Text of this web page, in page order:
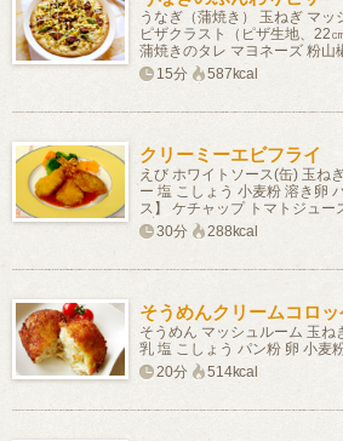
うなぎ（蒲焼き） 玉ねぎ マッ
ピザクラスト（ピザ生地、22
蒲焼きのタレ マヨネーズ 粉山
15分
587kcal
クリーミーエビフライ
えび ホワイトソース(缶) 玉ね
ー 塩 こしょう 小麦粉 溶き卵
ス】 ケチャップ トマトジュー
30分
288kcal
そうめんクリームコロッ
そうめん マッシュルーム 玉ね
乳 塩 こしょう パン粉 卵 小麦
20分
514kcal